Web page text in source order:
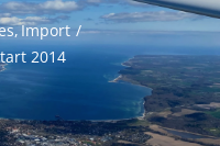
Import
2014